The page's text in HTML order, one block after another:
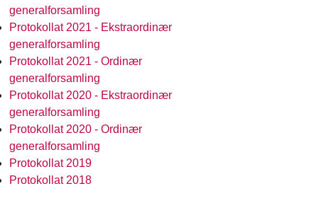
generalforsamling
Protokollat 2021 - Ekstraordinær
generalforsamling
Protokollat 2021 - Ordinær
generalforsamling
Protokollat 2020 - Ekstraordinær
generalforsamling
Protokollat 2020 - Ordinær
generalforsamling
Protokollat 2019
Protokollat 2018